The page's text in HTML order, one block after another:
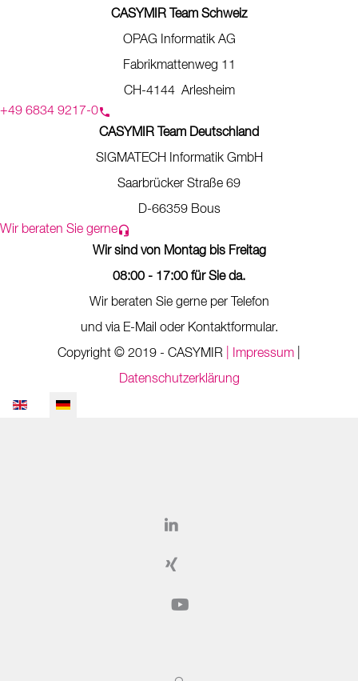
CASYMIR Team Schweiz
OPAG Informatik AG
Fabrikmattenweg 11
CH-4144 Arlesheim
+49 6834 9217-0
CASYMIR Team Deutschland
SIGMATECH Informatik GmbH
Saarbrücker Straße 69
D-66359 Bous
Wir beraten Sie gerne
Wir sind von Montag bis Freitag
08:00 - 17:00 für Sie da.
Wir beraten Sie gerne per Telefon
und via E-Mail oder Kontaktformular.
Copyright © 2019 - CASYMIR | Impressum
Datenschutzerklärung
Sprache auswählen